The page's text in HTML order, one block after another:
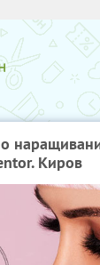
Киров